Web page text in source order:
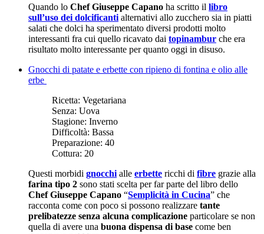
Quando lo Chef Giuseppe Capano ha scritto il libro
sull’uso dei dolcificanti alternativi allo zucchero sia in piatti
salati che dolci ha sperimentato diversi prodotti molto
interessanti fra cui quello ricavato dai topinambur che era
risultato molto interessante per quanto oggi in disuso.
Gnocchi di patate e erbette con ripieno di fontina e olio alle
erbe
Ricetta: Vegetariana
Senza: Uova
Stagione: Inverno
Difficoltà: Bassa
Preparazione: 40
Cottura: 20
Questi morbidi gnocchi alle erbette ricchi di fibre grazie alla
farina tipo 2 sono stati scelta per far parte del libro dello
Chef Giuseppe Capano “Semplicità in Cucina” che
racconta come con poco si possono realizzare tante
prelibatezze senza alcuna complicazione particolare se non
quella di avere una buona dispensa di base come ben